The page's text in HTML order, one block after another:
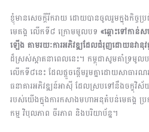
ខ្ញុំមានសេចក្តីរីករាយ ដោយបានចូលរួមក្នុងកិច្
មេគង្គ លើកទី៨ ក្រោមមូលបទ «ឆ្ពោះទៅកាន់
ឡើង តាមរយៈការអភិវឌ្ឍដែលជំរុញដោយនវានុវ
ដ៏ស្រស់ស្អាតនាពេលនេះ។ កម្ពុជាសូមគាំទ្រមូល
លើកទី៨នេះ ដែលផ្តួចផ្តើមរួមគ្នាដោយសាធារ
ធនាគារអភិវឌ្ឍន៍អាស៊ី ដែលស្របទៅនឹងចក្ខុវិស័
របស់យើងក្នុងការកសាងមហាអនុតំបន់មេគង្គ
កម្ម វិបុលភាព ចីរភាព និងបរិយាប័ន្ន។